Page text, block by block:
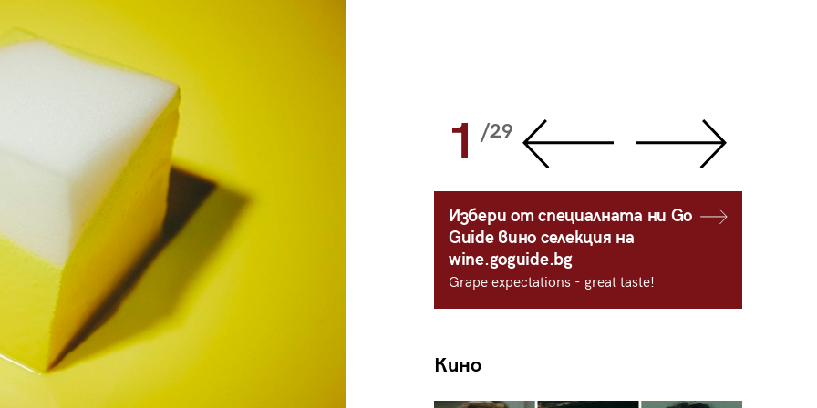
29 1 /29
Избери от специалната ни Go
Guide вино селекция на
wine.goguide.bg
Grape expectations - great taste!
Кино